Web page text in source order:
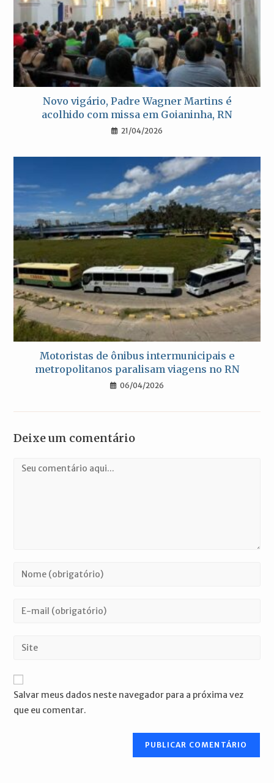
Novo vigário, Padre Wagner Martins é
acolhido com missa em Goianinha, RN
21/04/2026
Motoristas de ônibus intermunicipais e
metropolitanos paralisam viagens no RN
06/04/2026
Deixe um comentário
Comentário
Digite
ou
de
para
comentar
Digite
de
mail
para
comentar
Digite
URL
do
site
Salvar meus dados neste navegador para a próxima vez
que eu comentar.